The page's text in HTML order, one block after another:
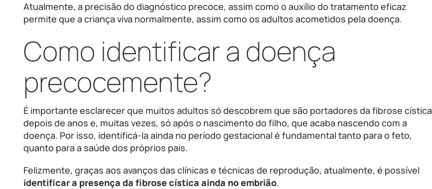
Atualmente, a precisão do diagnóstico precoce, assim como o auxílio do tratamento eficaz
permite que a criança viva normalmente, assim como os adultos acometidos pela doença.
Como identificar a doença
precocemente?
É importante esclarecer que muitos adultos só descobrem que são portadores da fibrose cística
depois de anos e, muitas vezes, só após o nascimento do filho, que acaba nascendo com a
doença. Por isso, identificá-la ainda no período gestacional é fundamental tanto para o feto,
quanto para a saúde dos próprios pais.
Felizmente, graças aos avanços das clínicas e técnicas de reprodução, atualmente, é possível
identificar a presença da fibrose cística ainda no embrião.